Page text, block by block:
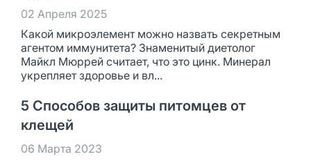
02 Апреля 2025
Какой микроэлемент можно назвать секретным
агентом иммунитета? Знаменитый диетолог
Майкл Мюррей считает, что это цинк. Минерал
укрепляет здоровье и вл...
5 Способов защиты питомцев от
клещей
06 Марта 2023